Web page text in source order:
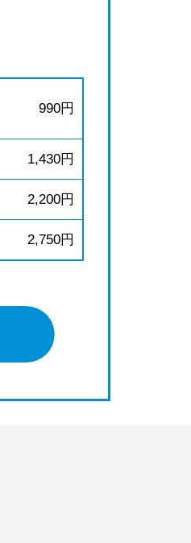
990円
1,430円
2,200円
2,750円